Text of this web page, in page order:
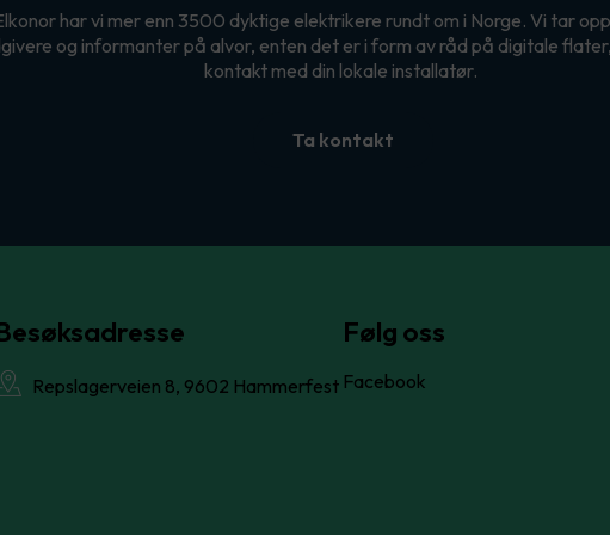
har vi mer enn 3500 dyktige elektrikere rundt om i Norge. Vi tar
og informanter på alvor, enten det er i form av råd på digitale
kontakt med din lokale installatør.
Ta kontakt
Repslagerveien 8, 9602 Hammerfest
Følg oss
Facebook